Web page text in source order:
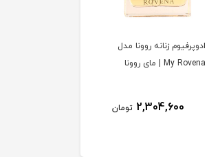
ادوپرفیوم زنانه روونا مدل
My Rovena | مای روونا
2,304,600 تومان